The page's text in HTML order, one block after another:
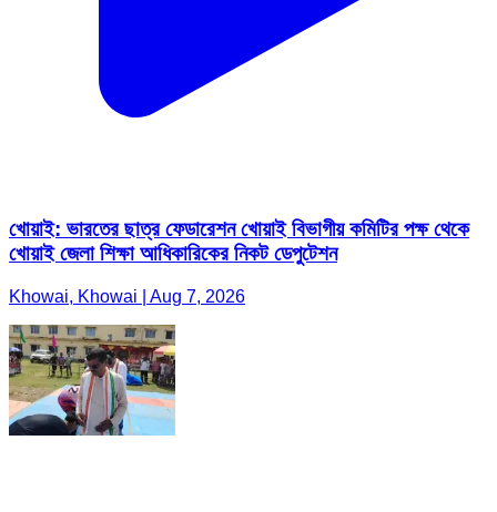
খোয়াই: ভারতের ছাত্র ফেডারেশন খোয়াই বিভাগীয় কমিটির পক্ষ থেকে
খোয়াই জেলা শিক্ষা আধিকারিকের নিকট ডেপুটেশন
Khowai, Khowai | Aug 7, 2026